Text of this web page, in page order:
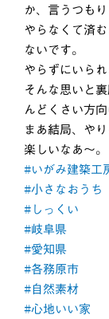
か、言うつも
やらなくて済
ないです。
やらずにいら
そんな思いと
んどくさい方向
まあ結局、や
楽しいなあ〜。
#いがみ建築工
#小さなおうち
#しっくい
#岐阜県
#愛知県
#各務原市
#自然素材
#心地いい家